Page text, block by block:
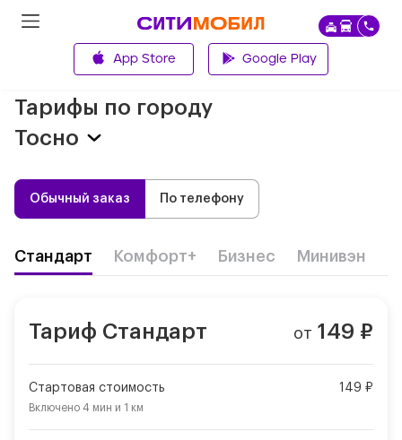
App Store Google Play
Тарифы по городу
Тосно
Обычный заказ По телефону
Стандарт Комфорт+ Бизнес Минивэн
Тариф Стандарт от 149 ₽
Стартовая стоимость 149 ₽
Включено 4 мин и 1 км